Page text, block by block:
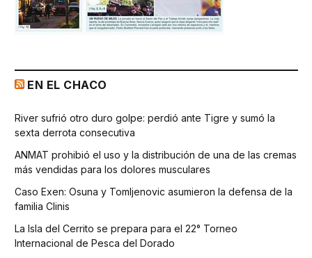
EN EL CHACO
River sufrió otro duro golpe: perdió ante Tigre y sumó la
sexta derrota consecutiva
ANMAT prohibió el uso y la distribución de una de las cremas
más vendidas para los dolores musculares
Caso Exen: Osuna y Tomljenovic asumieron la defensa de la
familia Clinis
La Isla del Cerrito se prepara para el 22° Torneo
Internacional de Pesca del Dorado